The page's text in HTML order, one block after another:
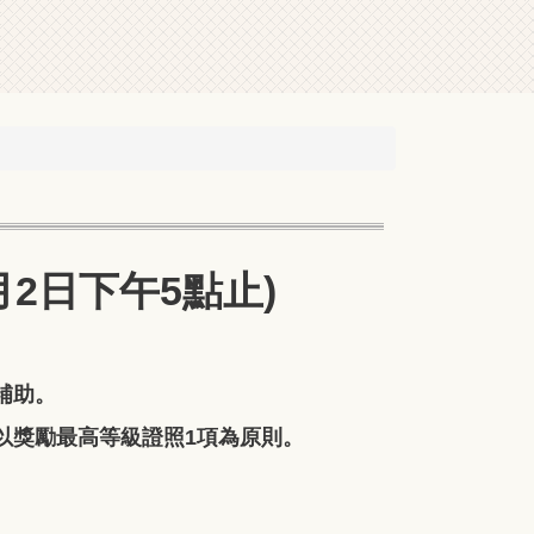
日下午5點止)
。
勵最高等級證照1項為原則。